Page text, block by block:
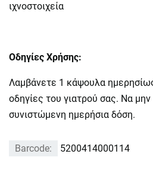
ιχνοστοιχεία
Οδηγίες Χρήσης:
Λαμβάνετε 1 κάψουλα
οδηγίες του γιατρού σας. Να μην
συνιστώμενη ημερήσια δόση.
Barcode: 5200414000114